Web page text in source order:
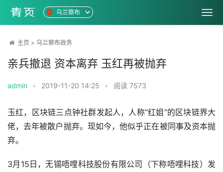
乌兰察布
主页 > 乌兰察布政务
亲兵撤退 资本离弃 玉红再被抛弃
admin • 2019-11-20 14:25 • 阅读 7573
玉红，区块链三点钟社群发起人，人称“红姐”的区块链界大
佬，去年被散户抛弃。现如今，他似乎正在被同事及资本抛
弃。
3月15日，无锡唔哩科技股份有限公司（下称唔哩科技）发